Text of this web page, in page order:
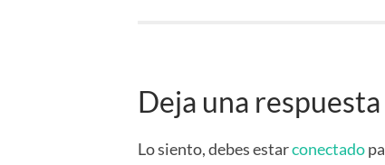
Deja una respuesta
Lo siento, debes estarconectado